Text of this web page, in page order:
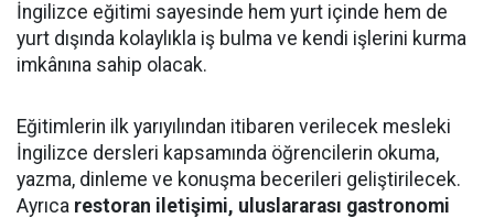
İngilizce eğitimi sayesinde hem yurt içinde hem de
yurt dışında kolaylıkla iş bulma ve kendi işlerini kurma
imkânına sahip olacak.
Eğitimlerin ilk yarıyılından itibaren verilecek mesleki
İngilizce dersleri kapsamında öğrencilerin okuma,
yazma, dinleme ve konuşma becerileri geliştirilecek.
Ayrıca restoran iletişimi, uluslararası gastronomi